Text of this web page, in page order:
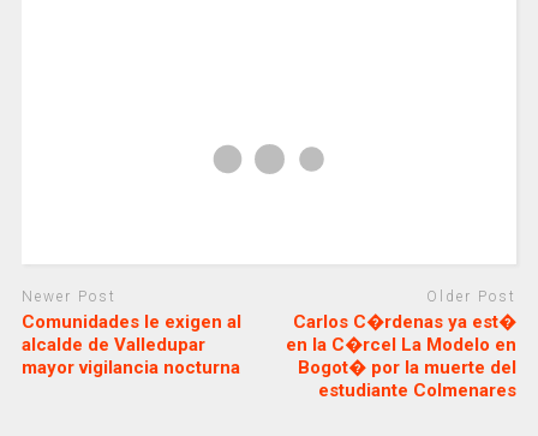
Newer Post
Comunidades le exigen al
alcalde de Valledupar
mayor vigilancia nocturna
Older Post
Carlos C�rdenas ya est�
en la C�rcel La Modelo en
Bogot� por la muerte del
estudiante Colmenares